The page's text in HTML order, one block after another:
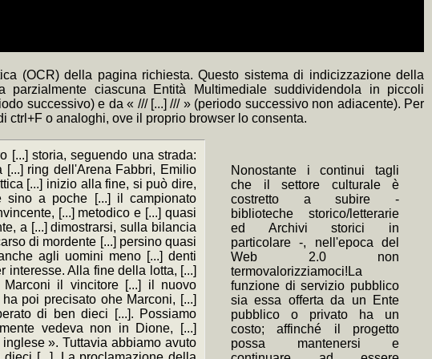
(OCR) della pagina richiesta. Questo sistema di indicizzazione della
parzialmente ciascuna Entità Multimediale suddividendola in piccoli
successivo) e da « /// [...] /// » (periodo successivo non adiacente). Per
ctrl+F o analoghi, ove il proprio browser lo consenta.
[...] storia, seguendo una strada:
ring dell'Arena Fabbri, Emilio
[...] inizio alla fine, si può dire,
sino a poche [...] il campionato
[...] metodico e [...] quasi
a [...] dimostrarsi, sulla bilancia
di mordente [...] persino quasi
agli uomini meno [...] denti
interesse. Alla fine della lotta, [...]
il vincitore [...] il nuovo
poi precisato ohe Marconi, [...]
di ben dieci [...]. Possiamo
vedeva non in Dione, [...]
». Tuttavia abbiamo avuto
Nonostante i continui tagli
che il settore culturale è
costretto a subire -
biblioteche storico/letterarie
ed Archivi storici in
particolare -, nell'epoca del
Web 2.0 non
termovalorizziamoci!La
funzione di servizio pubblico
sia essa offerta da un Ente
pubblico o privato ha un
costo; affinché il progetto
possa mantenersi e